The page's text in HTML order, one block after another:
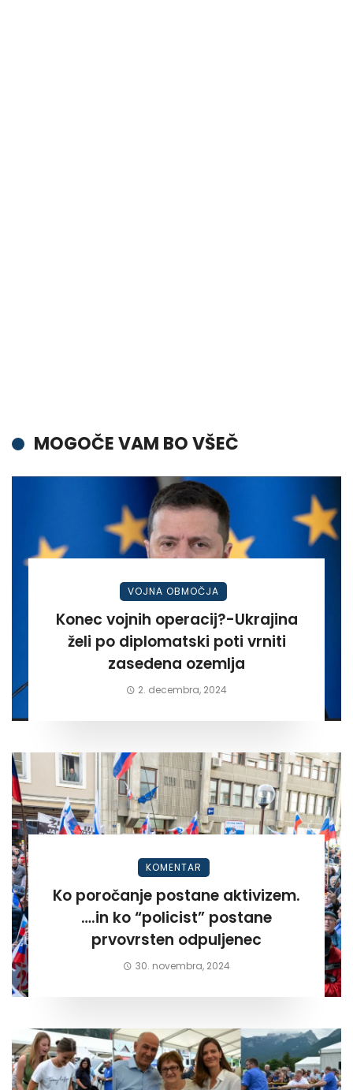
MOGOČE VAM BO VŠEČ
VOJNA OBMOČJA
Konec vojnih operacij?-Ukrajina
želi po diplomatski poti vrniti
zasedena ozemlja
2. decembra, 2024
KOMENTAR
Ko poročanje postane aktivizem.
….in ko “policist” postane
prvovrsten odpuljenec
30. novembra, 2024